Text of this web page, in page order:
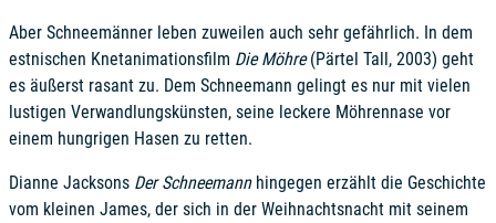
Aber Schneemänner leben zuweilen auch sehr gefährlich. In dem
estnischen Knetanimationsfilm Die Möhre(Pärtel Tall, 2003) geht
es äußerst rasant zu. Dem Schneemann gelingt es nur mit vielen
lustigen Verwandlungskünsten, seine leckere Möhrennase vor
einem hungrigen Hasen zu retten.
Dianne Jacksons Der Schneemannhingegen erzählt die Geschichte
vom kleinen James, der sich in der Weihnachtsnacht mit seinem